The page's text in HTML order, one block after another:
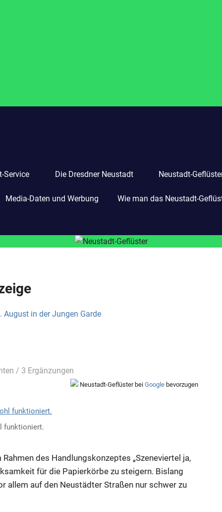
Service Die Dresdner Neustadt Neustadt-
Media-Daten und Werbung Wie man das Neustadt-
/ 3 Ergänzungen
Neustadt-Geflüster bei Google bevorzugen
funktioniert.
des Handlungskonzeptes „Szeneviertel ja,
für die Papierkörbe zu steigern. Bislang
allem auf den Neustädter Straßen nur schwer zu